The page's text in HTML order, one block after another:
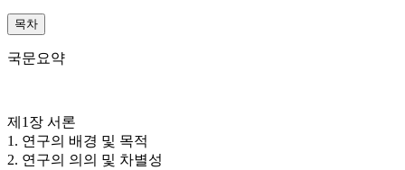
목차
국문요약
제1장 서론
1. 연구의 배경 및 목적
2. 연구의 의의 및 차별성